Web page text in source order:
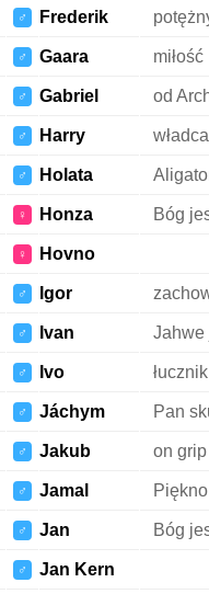
♂ Frederik
♂ Gaara miłość
♂ Gabriel od
♂ Harry
♂ Holata
♀ Honza Bóg
♀ Hovno
♂ Igor
♂ Ivan Jahwe
♂ Ivo łucznik
♂ Jáchym Pan
♂ Jakub on grip
♂ Jamal Piękno
♂ Jan Bóg
♂ Jan Kern